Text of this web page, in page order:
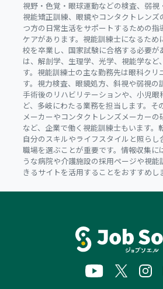
視野・色覚・眼球運動などの検査、弱視
視能矯正訓練、眼鏡やコンタクトレン
つ方の日常生活をサポートするための指
ケアがあります。視能訓練士になるため
校を卒業し、国家試験に合格する必要が
は、解剖学、生理学、光学、視能学など
す。視能訓練士の主な勤務先は眼科クリ
す。視力検査、眼鏡処方、斜視や弱視の
手術後のリハビリテーションや、小児眼
ど、多岐にわたる業務を担当します。そ
メーカーやコンタクトレンズメーカーの
など、企業で働く視能訓練士もいます。
自分のスキルやライフスタイルと照らし
職場を選ぶことが重要です。情報収集に
うな病院や介護施設の採用ページや視
きるサイトを活用することをおすすめし